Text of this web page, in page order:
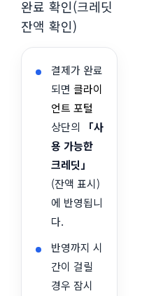
완료 확인(크레딧
잔액 확인)
결제가 완료
되면클라이
언트 포털
상단의
「사
용 가능한
크레딧」
(잔액 표시)
에 반영됩니
다.
반영까지 시
간이 걸릴
경우 잠시